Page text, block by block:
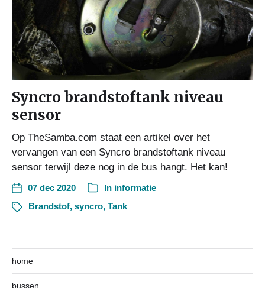
Syncro brandstoftank niveau
sensor
Op TheSamba.com staat een artikel over het
vervangen van een Syncro brandstoftank niveau
sensor terwijl deze nog in de bus hangt. Het kan!
07 dec 2020 In informatie
Brandstof, syncro, Tank
home
bussen